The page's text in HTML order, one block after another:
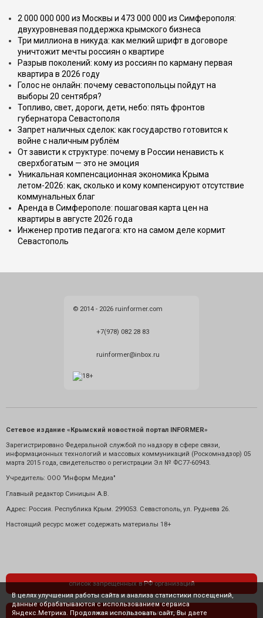
2 000 000 000 из Москвы и 473 000 000 из Симферополя:
двухуровневая поддержка крымского бизнеса
Три миллиона в никуда: как мелкий шрифт в договоре
уничтожит мечты россиян о квартире
Разрыв поколений: кому из россиян по карману первая
квартира в 2026 году
Голос не онлайн: почему севастопольцы пойдут на
выборы 20 сентября?
Топливо, свет, дороги, дети, небо: пять фронтов
губернатора Севастополя
Запрет наличных сделок: как государство готовится к
войне с наличным рублём
От зависти к структуре: почему в России ненависть к
сверхбогатым — это не эмоция
Уникальная компенсационная экономика Крыма
летом-2026: как, сколько и кому компенсируют отсутствие
коммунальных благ
Аренда в Симферополе: пошаговая карта цен на
квартиры в августе 2026 года
Инженер против педагога: кто на самом деле кормит
Севастополь
© 2014 - 2026 ruinformer.com
+7(978) 082 28 83
ruinformer@inbox.ru
Сетевое издание «Крымский новостной портал INFORMER»
Зарегистрировано Федеральной службой по надзору в сфере связи,
информационных технологий и массовых коммуникаций (Роскомнадзор) 05
марта 2015 года, свидетельство о регистрации Эл № ФС77-60943.
Учредитель: ООО "Информ Медиа"
Главный редактор Синицын А.В.
Адрес: Россия. Республика Крым. 299053. Севастополь, ул. Руднева 26.
Настоящий ресурс может содержать материалы 18+
список запрещенных в РФ организаций
политика конфиденциальности
В целях улучшения работы сайта и анализа статистики посещений,
данные обрабатываются с использованием сервиса
Яндекс.Метрика. Продолжая использовать сайт, Вы даете